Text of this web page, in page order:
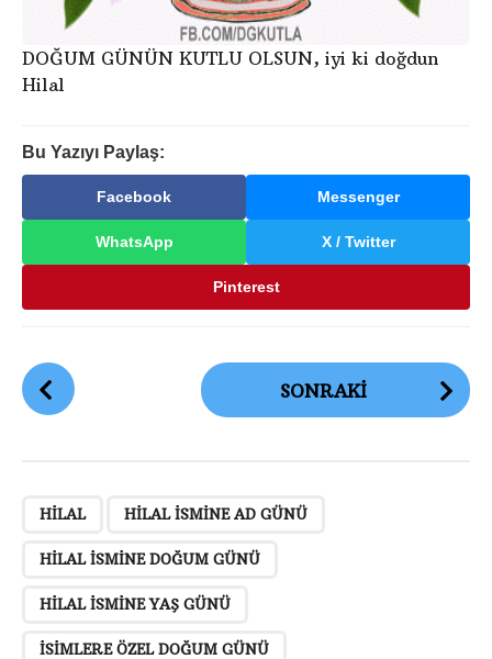
DOĞUM GÜNÜN KUTLU OLSUN, iyi ki doğdun
Hilal
Bu Yazıyı Paylaş:
Facebook Messenger
WhatsApp X / Twitter
Pinterest
G
ö
SONRAKI
HILAL HILAL ISMINE AD GÜNÜ
HILAL ISMINE DOĞUM GÜNÜ
HILAL ISMINE YAŞ GÜNÜ
ISIMLERE ÖZEL DOĞUM GÜNÜ